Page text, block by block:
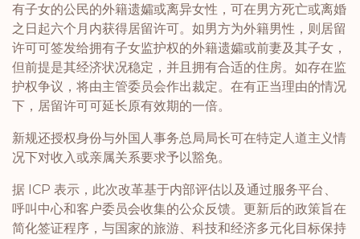
有子女的公民的外籍遗孀或离异女性，可在男方死亡或离婚
之日起六个月内获得居留许可。如男方为外籍男性，则居留
许可可签发给拥有子女监护权的外籍遗孀或前妻及其子女，
但前提是其经济状况稳定，并且拥有合适的住房。如存在监
护权争议，将由主管委员会作出裁定。在有正当理由的情况
下，居留许可可延长原有效期的一倍。
新规还授权身份与外国人事务总局局长可在特定人道主义情
况下对收入或亲属关系要求予以豁免。
据 ICP 表示，此次改革基于内部评估以及通过服务平台、
呼叫中心和客户委员会收集的公众反馈。更新后的政策旨在
简化签证程序，与国家的旅游、科技和经济多元化目标保持